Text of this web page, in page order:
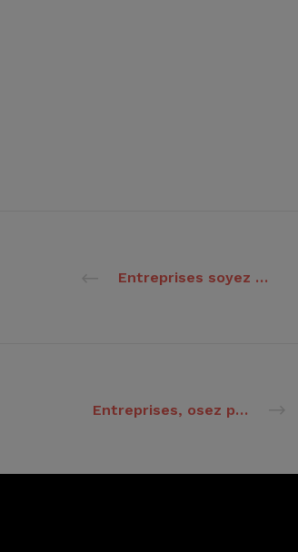
Entreprises soyez prêtes à l’avènement de l’intelligence artificielle !
Entreprises, osez prendre des risques